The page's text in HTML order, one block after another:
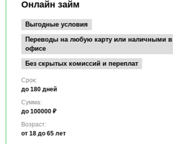
Онлайн займ
Выгодные условия
Переводы на любую карту или наличными в
офисе
Без скрытых комиссий и переплат
Срок:
до 180 дней
Сумма:
до 100000 ₽
Возраст:
от 18 до 65 лет